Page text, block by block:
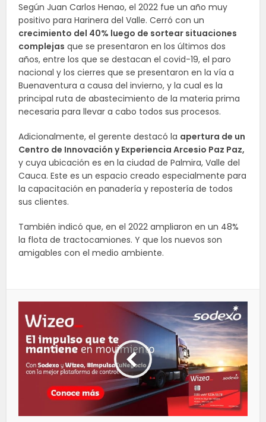
Según Juan Carlos Henao, el 2022 fue un año muy
positivo para Harinera del Valle. Cerró con un
crecimiento del 40% luego de sortear situaciones
complejas que se presentaron en los últimos dos
años, entre los que se destacan el covid-19, el paro
nacional y los cierres que se presentaron en la vía a
Buenaventura a causa del invierno, y la cual es la
principal ruta de abastecimiento de la materia prima
necesaria para llevar a cabo todos sus procesos.
Adicionalmente, el gerente destacó la apertura de un
Centro de Innovación y Experiencia Arcesio Paz Paz,
y cuya ubicación es en la ciudad de Palmira, Valle del
Cauca. Este es un espacio creado especialmente para
la capacitación en panadería y repostería de todos
sus clientes.
También indicó que, en el 2022 ampliaron en un 48%
la flota de tractocamiones. Y que los nuevos son
amigables con el medio ambiente.